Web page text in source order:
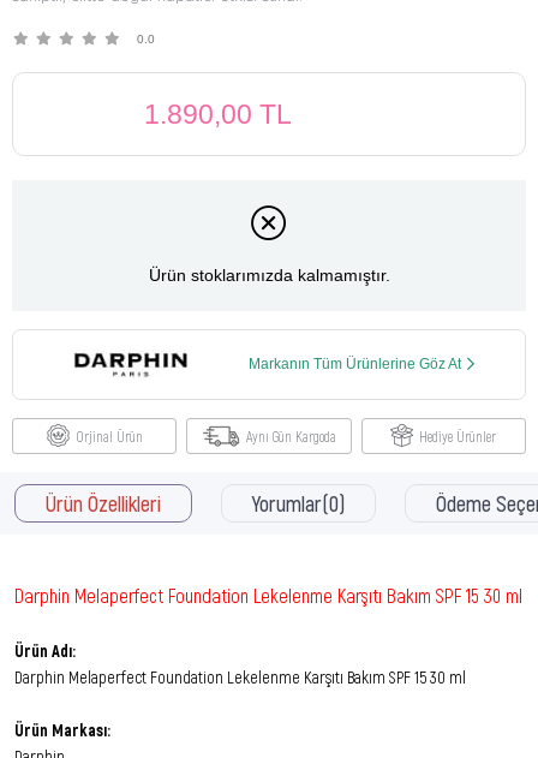
0.0
1.890,00 TL
Ürün stoklarımızda kalmamıştır.
Markanın Tüm Ürünlerine Göz At
Orjinal Ürün Aynı Gün Kargoda Hediye Ürünler
Ürün Özellikleri Yorumlar(0) Ödeme
Darphin Melaperfect Foundation Lekelenme Karşıtı Bakım SPF 15 30 ml
Ürün Adı:
Darphin Melaperfect Foundation Lekelenme Karşıtı Bakım SPF 15 30 ml
Ürün Markası: